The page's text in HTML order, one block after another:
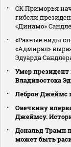
СК Приморья
гибели
«Динамо»
«Разные виды
«Адмирал»
Эдуарда
Умер президент
Владивостока
Леброн Джеймс
Овечкину
Джеймсу.
Дональд Трамп
может быть